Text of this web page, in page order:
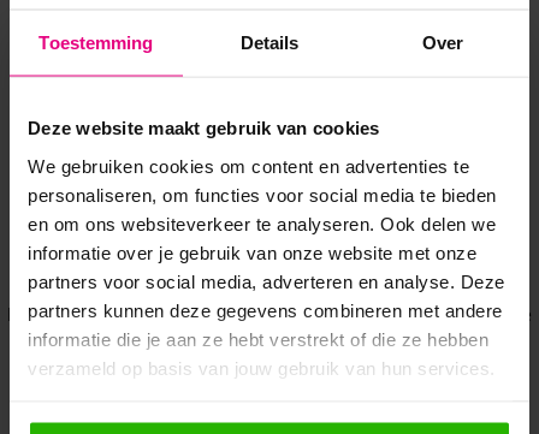
Toestemming Details Over
Deze website maakt gebruik van cookies
We gebruiken cookies om content en advertenties te
personaliseren, om functies voor social media te bieden
en om ons websiteverkeer te analyseren. Ook delen we
informatie over je gebruik van onze website met onze
partners voor social media, adverteren en analyse. Deze
partners kunnen deze gegevens combineren met andere
informatie die je aan ze hebt verstrekt of die ze hebben
verzameld op basis van jouw gebruik van hun services.
Als je op "Accepteer" klikt, dan geef je Voordeeluitjes.nl
Application error: a client-side exception has occurred while
loadingwww.voordeeluitjes.nl (see the browser console for more
information).